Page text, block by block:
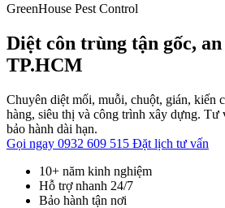
GreenHouse Pest Control
Diệt côn trùng tận gốc,
TP.HCM
Chuyên diệt mối, muỗi, chuột, gián, kiến
hàng, siêu thị và công trình xây dựng. Tư
bảo hành dài hạn.
Gọi ngay 0932 609 515 Đặt lịch tư vấn
10+ năm kinh nghiệm
Hỗ trợ nhanh 24/7
Bảo hành tận nơi